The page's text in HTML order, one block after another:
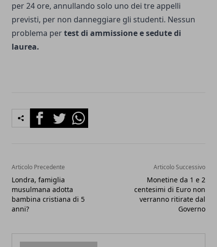
per 24 ore, annullando solo uno dei tre appelli
previsti, per non danneggiare gli studenti. Nessun
problema pertest di ammissione e sedute di
laurea.
FacebookTwitterWhatsapp
Articolo Precedente
Londra, famiglia
musulmana adotta
bambina cristiana di 5
anni?
Articolo Successivo
Monetine da 1 e 2
centesimi di Euro non
verranno ritirate dal
Governo